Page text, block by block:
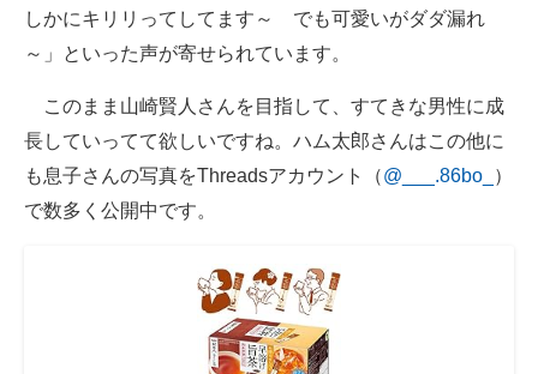
しかにキリリってしてます～ でも可愛いがダダ漏れ
～」といった声が寄せられています。
このまま山崎賢人さんを目指して、すてきな男性に成
長していってて欲しいですね。ハム太郎さんはこの他に
も息子さんの写真をThreadsアカウント（@___.86bo_
）
で数多く公開中です。